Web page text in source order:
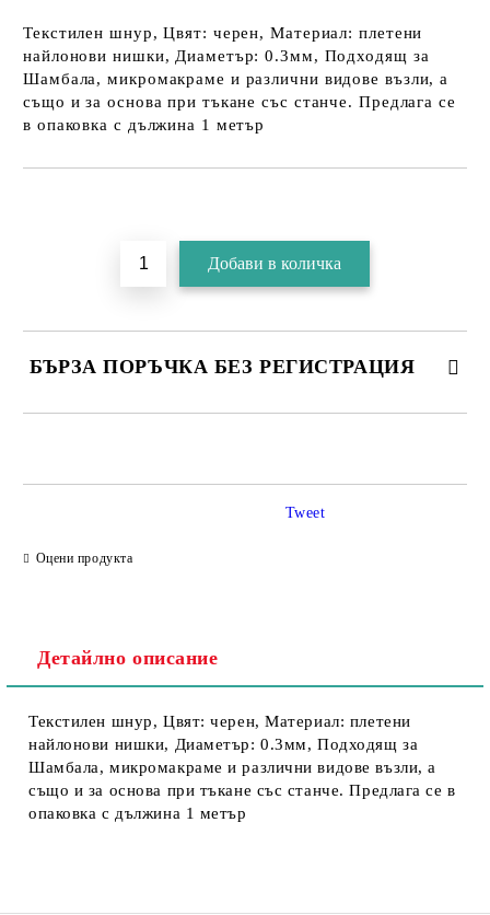
Текстилен шнур, Цвят: черен, Материал: плетени
найлонови нишки, Диаметър: 0.3мм, Подходящ за
Шамбала, микромакраме и различни видове възли, а
също и за основа при тъкане със станче. Предлага се
в опаковка с дължина 1 метър
БЪРЗА ПОРЪЧКА БЕЗ РЕГИСТРАЦИЯ
Оцени продукта
Tweet
Детайлно описание
Текстилен шнур, Цвят: черен, Материал: плетени
найлонови нишки, Диаметър: 0.3мм, Подходящ за
Шамбала, микромакраме и различни видове възли, а
също и за основа при тъкане със станче. Предлага се в
опаковка с дължина 1 метър